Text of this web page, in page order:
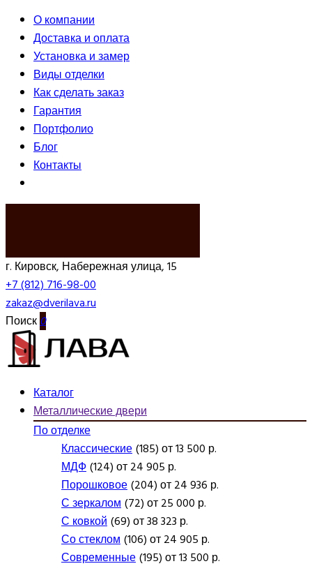
О компании
Доставка и оплата
Установка и замер
Виды отделки
Как сделать заказ
Гарантия
Портфолио
Блог
Контакты
г. Кировск, Набережная улица, 15
+7 (812) 716-98-00
zakaz@dverilava.ru
Поиск0
Каталог
Металлические двери
По отделке
Классические(185) от 13 500 р.
МДФ(124) от 24 905 р.
Порошковое(204) от 24 936 р.
С зеркалом(72) от 25 000 р.
С ковкой(69) от 38 323 р.
Со стеклом(106) от 24 905 р.
Современные(195) от 13 500 р.